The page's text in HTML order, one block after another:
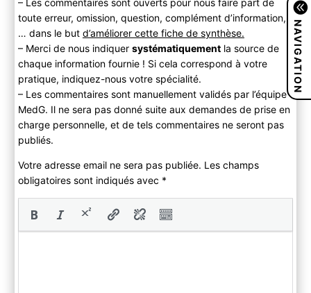
– Les commentaires sont ouverts pour nous faire part de
toute erreur, omission, question, complément d’information,
… dans le but d’améliorer cette fiche de synthèse.
– Merci de nous indiquer systématiquementla source de
chaque information fournie ! Si cela correspond à votre
pratique, indiquez-nous votre spécialité.
– Les commentaires sont manuellement validés par l’équipe
MedG. Il ne sera pas donné suite aux demandes de prise en
charge personnelle, et de tels commentaires ne seront pas
publiés.
Votre adresse email ne sera pas publiée. Les champs
obligatoires sont indiqués avec *
NAVIGATION